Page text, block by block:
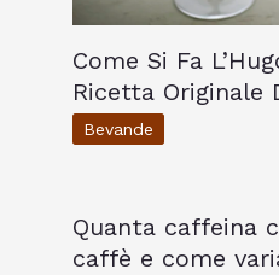
Come Si Fa
Ricetta Originale
Bevande
Quanta caffeina
caffè e come